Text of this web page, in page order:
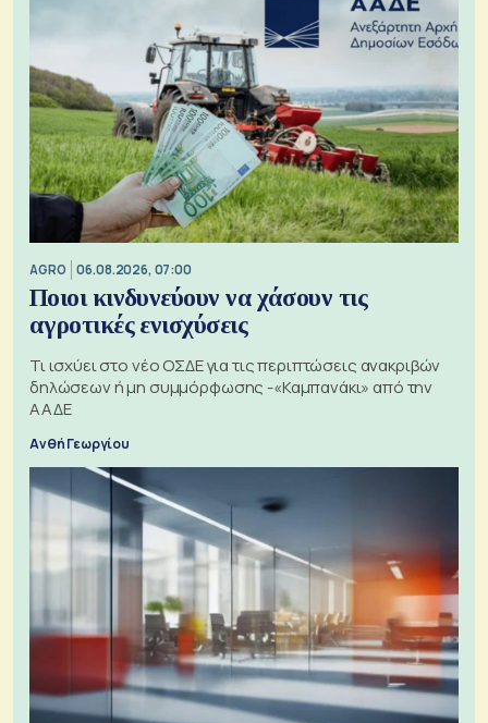
AGRO 06.08.2026, 07:00
Ποιοι κινδυνεύουν να χάσουν τις
αγροτικές ενισχύσεις
Τι ισχύει στο νέο ΟΣΔΕ για τις περιπτώσεις ανακριβών
δηλώσεων ή μη συμμόρφωσης -«Καμπανάκι» από την
ΑΑΔΕ
Ανθή Γεωργίου